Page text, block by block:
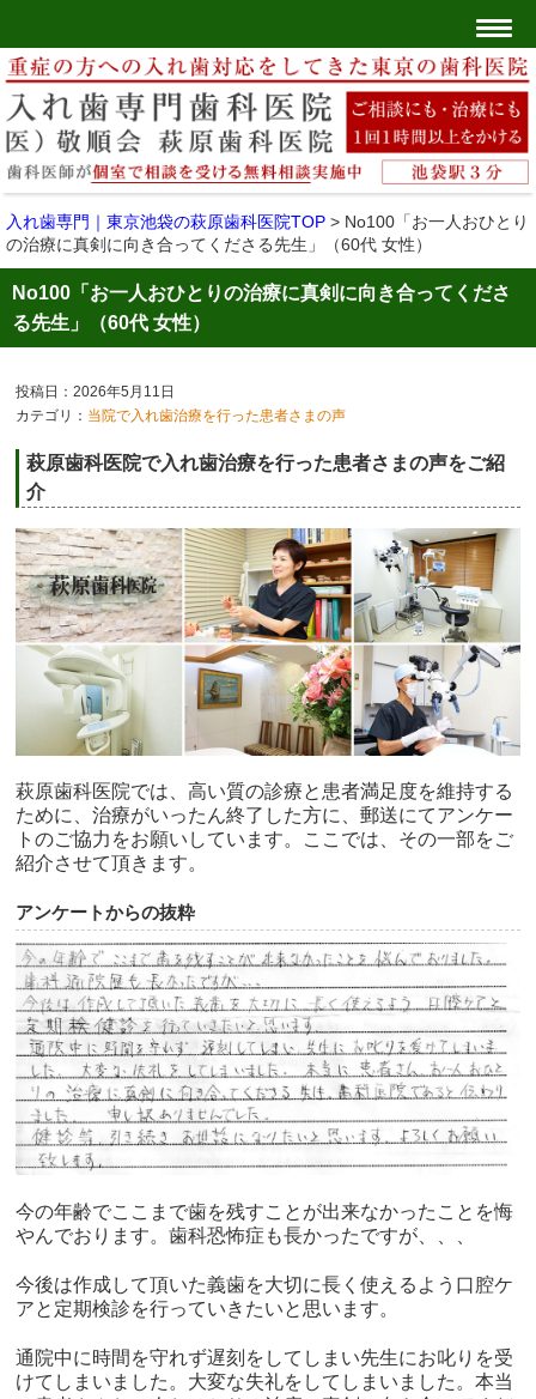
入れ歯専門｜東京池袋の萩原歯科医院TOP > No100「お一人おひとり
の治療に真剣に向き合ってくださる先生」（60代 女性）
No100「お一人おひとりの治療に真剣に向き合ってくださ
る先生」（60代 女性）
投稿日：2026年5月11日
カテゴリ： 当院で入れ歯治療を行った患者さまの声
萩原歯科医院で入れ歯治療を行った患者さまの声をご紹
介
萩原歯科医院では、高い質の診療と患者満足度を維持する
ために、治療がいったん終了した方に、郵送にてアンケー
トのご協力をお願いしています。ここでは、その一部をご
紹介させて頂きます。
アンケートからの抜粋
今の年齢でここまで歯を残すことが出来なかったことを悔
やんでおります。歯科恐怖症も長かったですが、、、
今後は作成して頂いた義歯を大切に長く使えるよう口腔ケ
アと定期検診を行っていきたいと思います。
通院中に時間を守れず遅刻をしてしまい先生にお叱りを受
けてしまいました。大変な失礼をしてしまいました。本当